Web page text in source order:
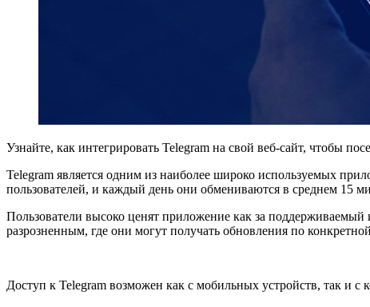
Узнайте, как интегрировать Telegram на свой веб-сайт, чтобы
Telegram является одним из наиболее широко используемых
пользователей, и каждый день они обмениваются в среднем 15
Пользователи высоко ценят приложение как за
разрозненным, где они могут получать обновления по
Доступ к Telegram возможен как с мобильных устройств, так и